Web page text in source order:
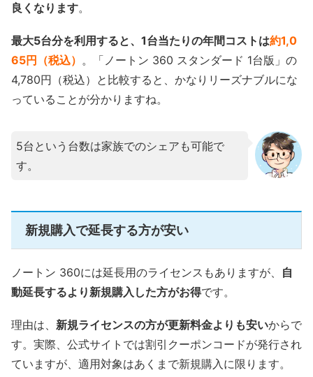
良くなります。
最大5台分を利用すると、1台当たりの年間コストは約1,0
65円（税込） 。「ノートン 360 スタンダード 1台版」の
4,780円（税込）と比較すると、かなりリーズナブルにな
っていることが分かりますね。
5台という台数は家族でのシェアも可能で
す。
新規購入で延長する方が安い
ノートン 360には延長用のライセンスもありますが、 自
動延長するより新規購入した方がお得です。
理由は、 新規ライセンスの方が更新料金よりも安いからで
す。実際、公式サイトでは割引クーポンコードが発行され
ていますが、適用対象はあくまで新規購入に限ります。